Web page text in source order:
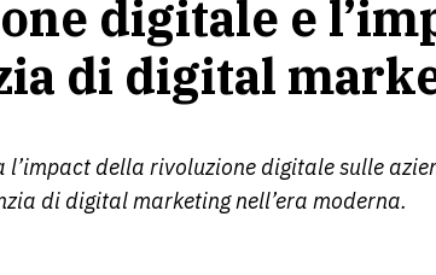
digitale e
di digital
l’impact della rivoluzione digitale sulle
di digital marketing nell’era moderna.